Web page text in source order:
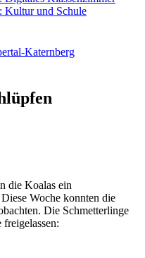
Kultur und Schule
die Koalas ein
Woche konnten die
Die Schmetterlinge